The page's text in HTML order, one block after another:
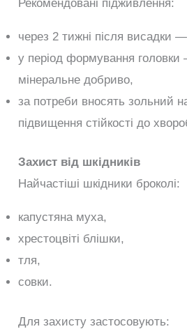
Рекомендовані підживлення:
через 2 тижні після висадки
у період формування
мінеральне добриво,
за потреби вносять зольний
підвищення стійкості до
Захист від шкідників
Найчастіші шкідники броколі:
капустяна муха,
хрестоцвіті блішки,
тля,
совки.
Для захисту застосовують: